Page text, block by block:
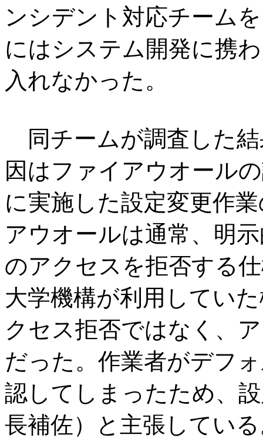
ンシデント対応チーム
にはシステム開発に携
入れなかった。
同チームが調査した
因はファイアウオール
に実施した設定変更作
アウオールは通常、明
のアクセスを拒否する
大学機構が利用してい
クセス拒否ではなく、
だった。作業者がデフ
認してしまったため、
長補佐）と主張してい